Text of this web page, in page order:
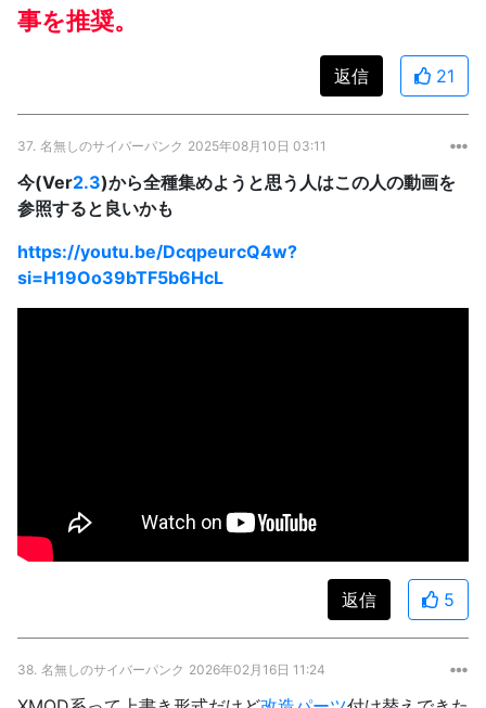
事を推奨。
返信 21
37. 名無しのサイバーパンク 2025年08月10日 03:11
今(Ver2.3)から全種集めようと思う人はこの人の動画を
参照すると良いかも
https://youtu.be/DcqpeurcQ4w?
si=H19Oo39bTF5b6HcL
返信 5
38. 名無しのサイバーパンク 2026年02月16日 11:24